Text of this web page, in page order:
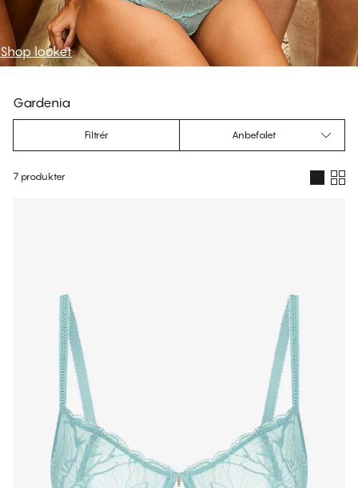
Shop looket
Gardenia
Filtrér Anbefalet
7 produkter